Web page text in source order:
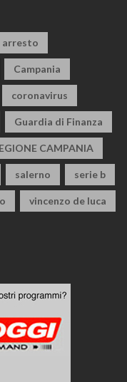
arresto
Campania
coronavirus
Guardia di Finanza
CAMPANIA
salerno serie b
vincenzo de luca